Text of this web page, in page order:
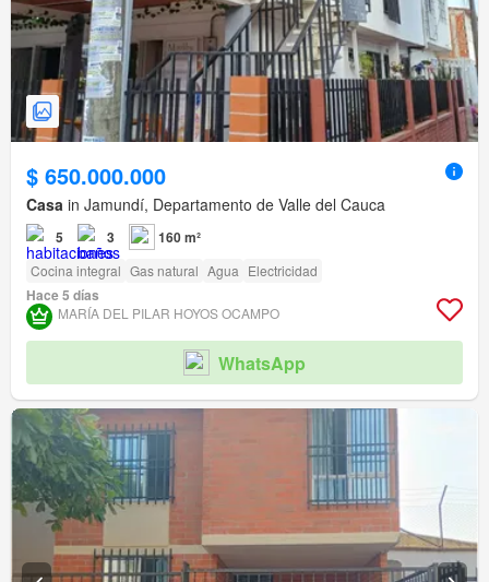
$ 650.000.000
Casa in Jamundí, Departamento de Valle del Cauca
5 3 160 m²
Cocina integral Gas natural Agua Electricidad
Hace 5 días
MARÍA DEL PILAR HOYOS OCAMPO
WhatsApp